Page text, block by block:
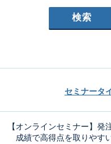
セミナータ
【オンラインセミナー】
成績で高得点を取りやす